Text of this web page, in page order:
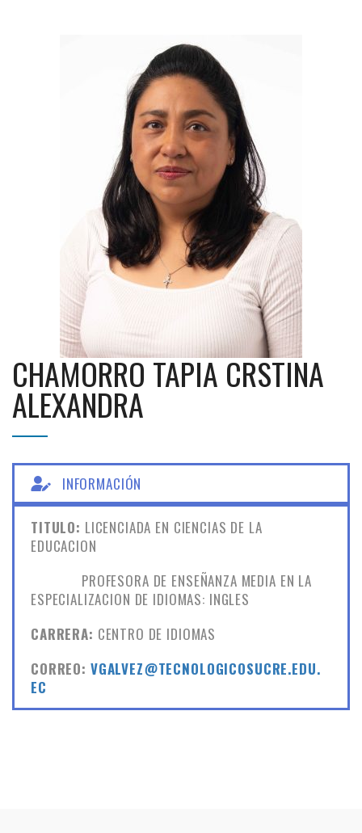
CHAMORRO TAPIA CRSTINA
ALEXANDRA
INFORMACIÓN
TITULO: LICENCIADA EN CIENCIAS DE LA
EDUCACION
PROFESORA DE ENSEÑANZA MEDIA EN LA
ESPECIALIZACION DE IDIOMAS: INGLES
CARRERA: CENTRO DE IDIOMAS
CORREO: VGALVEZ@TECNOLOGICOSUCRE.EDU.
EC